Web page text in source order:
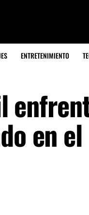
ENTRETENIMIENTO
en